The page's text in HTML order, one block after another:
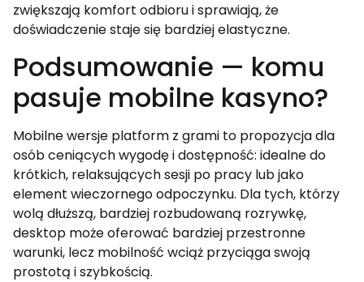
zwiększają komfort odbioru i sprawiają, że
doświadczenie staje się bardziej elastyczne.
Podsumowanie — komu
pasuje mobilne kasyno?
Mobilne wersje platform z grami to propozycja dla
osób ceniących wygodę i dostępność: idealne do
krótkich, relaksujących sesji po pracy lub jako
element wieczornego odpoczynku. Dla tych, którzy
wolą dłuższą, bardziej rozbudowaną rozrywkę,
desktop może oferować bardziej przestronne
warunki, lecz mobilność wciąż przyciąga swoją
prostotą i szybkością.